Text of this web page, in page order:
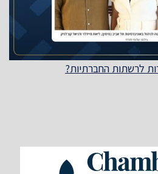
לרשתות החברתיות?